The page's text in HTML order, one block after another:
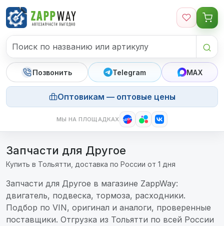
Перейти к содержимому
Позвонить Telegram MAX
Оптовикам — оптовые цены
МЫ НА ПЛОЩАДКАХ
Запчасти для Другое
Купить в Тольятти, доставка по России от 1 дня
Запчасти для Другое в магазине ZappWay:
двигатель, подвеска, тормоза, расходники.
Подбор по VIN, оригинал и аналоги, проверенные
поставщики. Отгрузка из Тольятти по всей России